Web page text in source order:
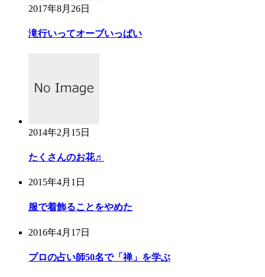
2017年8月26日
滝行いってオーブいっぱい
2014年2月15日
たくさんのお花♬
2015年4月1日
服で着飾ることをやめた
2016年4月17日
プロの占い師50名で「禅」を学ぶ